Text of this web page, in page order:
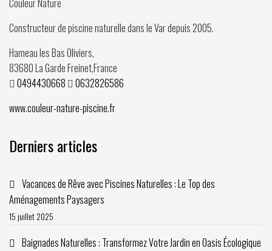
Couleur Nature
Constructeur de piscine naturelle dans le Var depuis2005.
Hameau les Bas Oliviers,
83680La Garde Freinet,France
0494430668
0632826586
www.couleur-nature-piscine.fr
Derniers articles
Vacances de Rêve avec Piscines Naturelles : Le Top des
Aménagements Paysagers
15 juillet 2025
Baignades Naturelles : Transformez Votre Jardin en Oasis Écologique